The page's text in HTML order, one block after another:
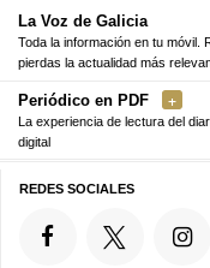
La Voz de Galicia
Toda la información en tu móvil.
pierdas la actualidad más
Periódico en PDF
La experiencia de lectura del
digital
REDES SOCIALES